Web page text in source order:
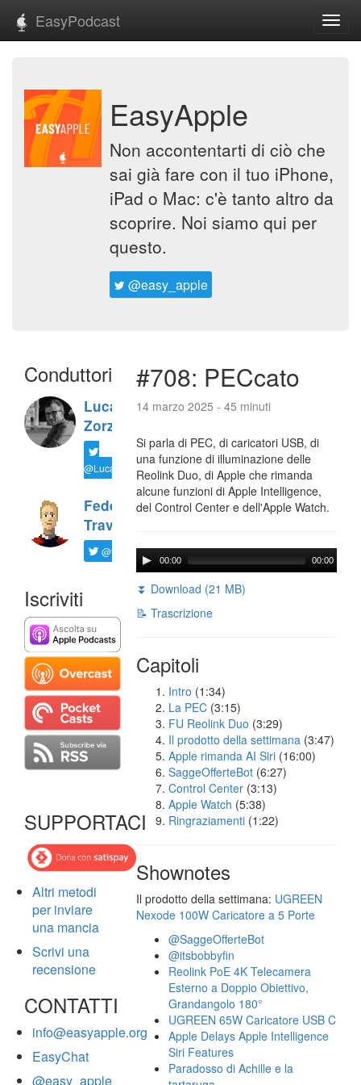
EasyPodcast
EasyApple
Non accontentarti di ciò che
sai già fare con il tuo iPhone,
iPad o Mac: c'è tanto altro da
scoprire. Noi siamo qui per
questo.
@easy_apple
Conduttori
Luca
Zorzi
@LucaTNT
Federico
Travaini
@ftrava
Iscriviti
SUPPORTACI
Altri metodi
per inviare
una mancia
Scrivi una
recensione
CONTATTI
info@easyapple.org
EasyChat
@easy_apple
#708: PECcato
14 marzo 2025 - 45 minuti
Si parla di PEC, di caricatori USB, di
una funzione di illuminazione delle
Reolink Duo, di Apple che rimanda
alcune funzioni di Apple Intelligence,
del Control Center e dell'Apple Watch.
00:00 00:00
⏬ Download (21 MB)
📝 Trascrizione
Capitoli
Intro (1:34)
La PEC (3:15)
FU Reolink Duo (3:29)
Il prodotto della settimana (3:47)
Apple rimanda AI Siri (16:00)
SaggeOfferteBot (6:27)
Control Center (3:13)
Apple Watch (5:38)
Ringraziamenti (1:22)
Shownotes
Il prodotto della settimana: UGREEN
Nexode 100W Caricatore a 5 Porte
@SaggeOfferteBot
@itsbobbyfin
Reolink PoE 4K Telecamera
Esterno a Doppio Obiettivo,
Grandangolo 180°
UGREEN 65W Caricatore USB C
Apple Delays Apple Intelligence
Siri Features
Paradosso di Achille e la